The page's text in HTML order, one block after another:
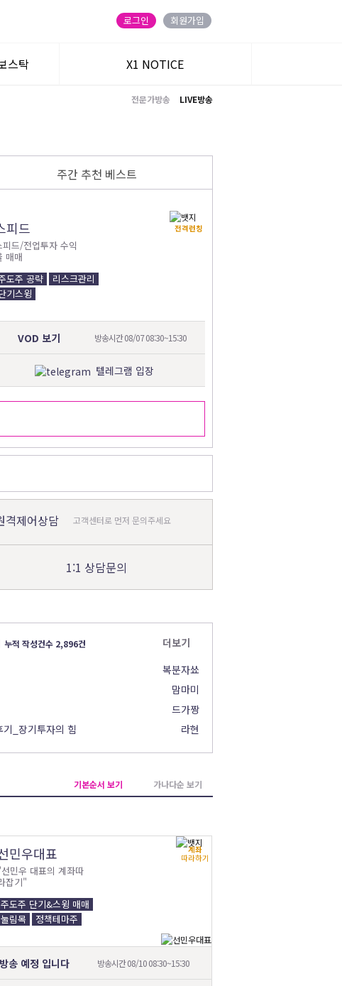
로그인 회원가입
스탁 X1 NOTICE
카카오 친구
전문가방송 LIVE방송
주간 추천 베스트
피드
피드/전업투자 수익
매매
도주 공략
리스크관리
기스윙
전격런칭
VOD 보기 방송시간 08/07 08:30~15:30
텔레그램 입장
격제어상담 고객센터로 먼저 문의주세요
1:1 상담문의
누적 작성건수 2,896건
복분자쑈
맘마미
드가짱
_장기투자의 힘
라현
더보기
기본순서 보기 가나다순 보기
계좌
따라하기
민우대표
민우 대표의 계좌따
잡기"
주도주 단기&스윙 매매
눌림목
정책테마주
방송 예정 입니다 방송시간 08/10 08:30~15:30